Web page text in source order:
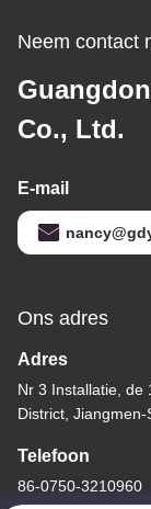
Neem contact
Co., Ltd.
E-mail
Ons adres
Adres
Nr 3 Installatie, de
District,
Telefoon
86-0750-3210960